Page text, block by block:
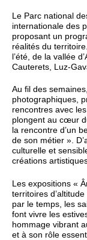
Le Parc national
internationale des
proposant un
réalités du
l’été, de la vallée
Cauterets,
Au fil des
photographiques,
rencontres avec
plongent au cœur
la rencontre d’un
de son métier ».
culturelle et
créations
Les expositions «
territoires
par le temps, les
font vivre les
hommage vibrant
et à son rôle